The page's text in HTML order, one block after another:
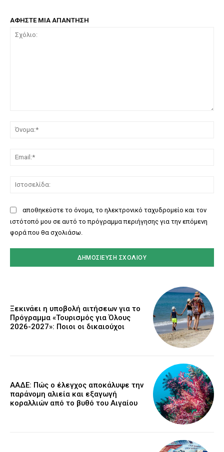
ΑΦΗΣΤΕ ΜΙΑ ΑΠΑΝΤΗΣΗ
αποθηκεύστε το όνομα, το ηλεκτρονικό ταχυδρομείο και τον
ιστότοπό μου σε αυτό το πρόγραμμα περιήγησης για την επόμενη
φορά που θα σχολιάσω.
Ξεκινάει η υποβολή αιτήσεων για το
Πρόγραμμα «Τουρισμός για Όλους
2026-2027»: Ποιοι οι δικαιούχοι
ΑΑΔΕ: Πώς ο έλεγχος αποκάλυψε την
παράνομη αλιεία και εξαγωγή
κοραλλιών από το βυθό του Αιγαίου